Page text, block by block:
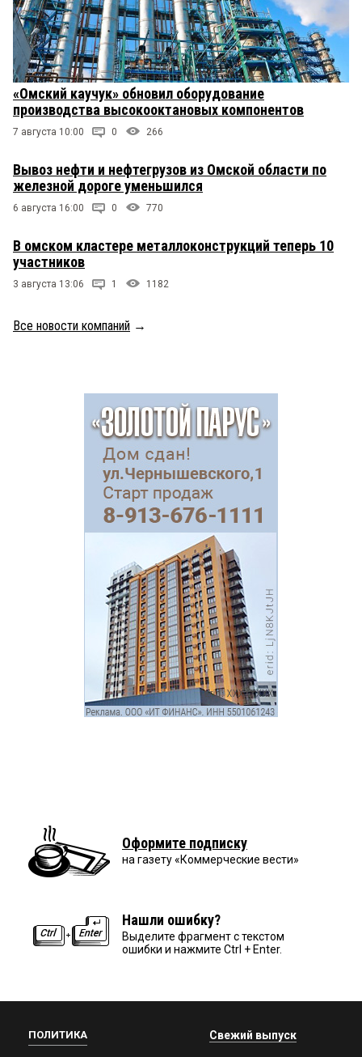
«Омский каучук» обновил оборудование
производства высокооктановых компонентов
7 августа 10:00 0 266
Вывоз нефти и нефтегрузов из Омской области по
железной дороге уменьшился
6 августа 16:00 0 770
В омском кластере металлоконструкций теперь 10
участников
3 августа 13:06 1 1182
Все новости компаний →
Оформите подписку
на газету «Коммерческие вести»
Нашли ошибку?
Выделите фрагмент с текстом
ошибки и нажмите Ctrl + Enter.
ПОЛИТИКА Свежий выпуск